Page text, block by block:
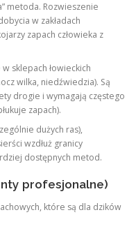
metoda. Rozwieszenie
w zakładach
zapach człowieka z
sklepach łowieckich
wilka, niedźwiedzia). Są
drogie i wymagają częstego
zapach).
dużych ras),
wzdłuż granicy
dostępnych metod.
profesjonalne)
które są dla dzików